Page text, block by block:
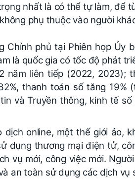
nhất là có thể tự làm, để
phụ thuộc vào người
Chính phủ tại Phiên họp Ủy
là quốc gia có tốc độ phát
năm liên tiếp (2022, 2023);
thanh toán số tăng 19%
và Truyền thông, kinh tế
online, một thế giới ảo,
dụng thương mại điện tử,
vụ mới, công việc mới.
an toàn sử dụng các dịch vụ